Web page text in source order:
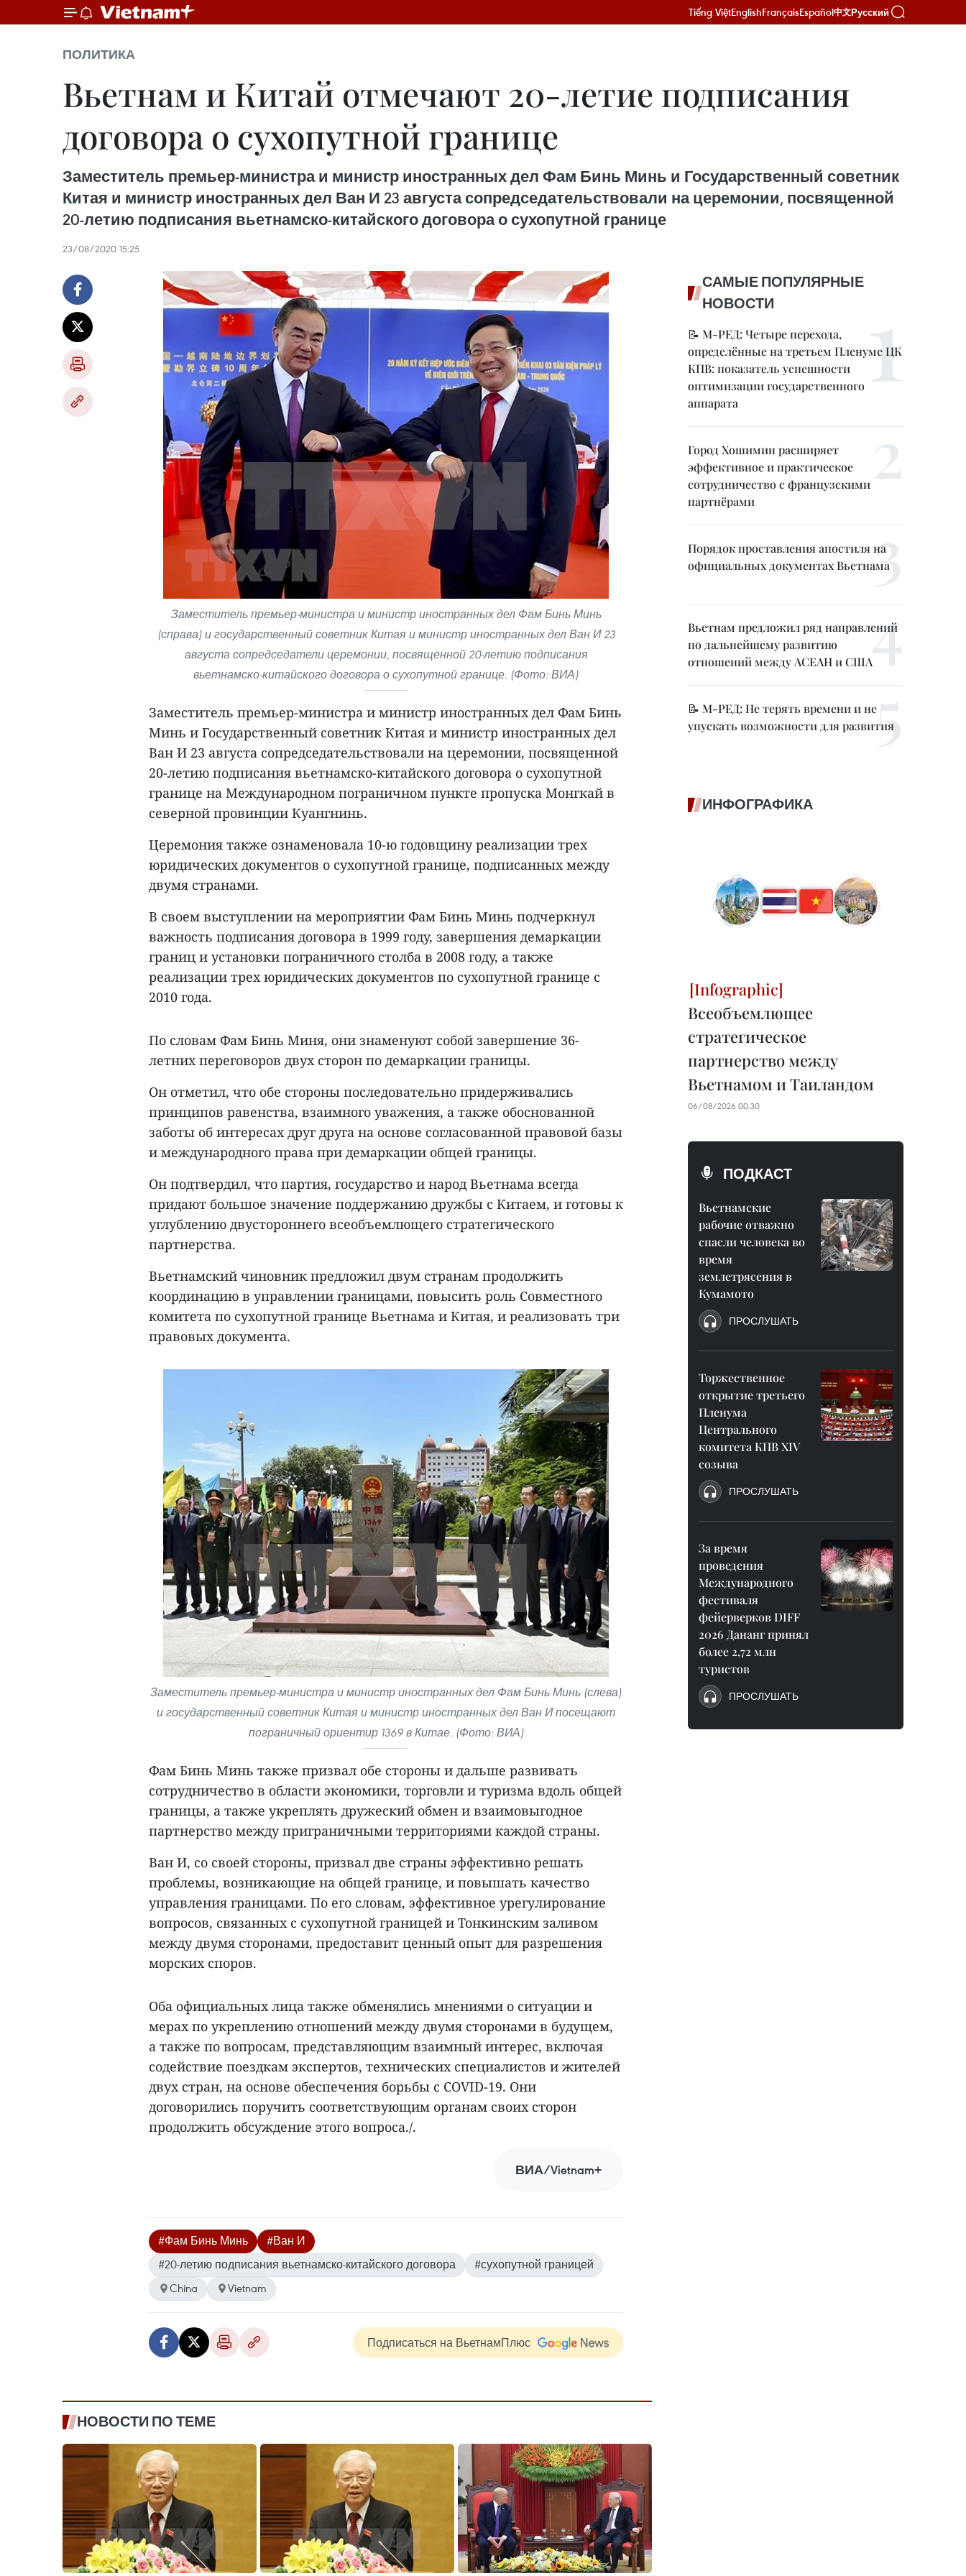
Tiếng ViệtEnglishFrançaisEspañol中文Русский
ПОЛИТИКА
Вьетнам и Китай отмечают 20-летие подписания
договора о сухопутной границе
Заместитель премьер-министра и министр иностранных дел Фам Бинь Минь и Государственный советник
Китая и министр иностранных дел Ван И 23 августа сопредседательствовали на церемонии, посвященной
20-летию подписания вьетнамско-китайского договора о сухопутной границе
23/08/2020 15:25
Заместитель премьер-министра и министр иностранных дел Фам Бинь Минь
(справа) и государственный советник Китая и министр иностранных дел Ван И 23
августа сопредседатели церемонии, посвященной 20-летию подписания
вьетнамско-китайского договора о сухопутной границе. (Фото: ВИА)
Заместитель премьер-министра и министр иностранных дел Фам Бинь
Минь и Государственный советник Китая и министр иностранных дел
Ван И 23 августа сопредседательствовали на церемонии, посвященной
20-летию подписания вьетнамско-китайского договора о сухопутной
границе на Международном пограничном пункте пропуска Монгкай в
северной провинции Куангнинь.
Церемония также ознаменовала 10-ю годовщину реализации трех
юридических документов о сухопутной границе, подписанных между
двумя странами.
В своем выступлении на мероприятии Фам Бинь Минь подчеркнул
важность подписания договора в 1999 году, завершения демаркации
границ и установки пограничного столба в 2008 году, а также
реализации трех юридических документов по сухопутной границе с
2010 года.
По словам Фам Бинь Миня, они знаменуют собой завершение 36-
летних переговоров двух сторон по демаркации границы.
Он отметил, что обе стороны последовательно придерживались
принципов равенства, взаимного уважения, а также обоснованной
заботы об интересах друг друга на основе согласованной правовой базы
и международного права при демаркации общей границы.
Он подтвердил, что партия, государство и народ Вьетнама всегда
придают большое значение поддержанию дружбы с Китаем, и готовы к
углублению двустороннего всеобъемлющего стратегического
партнерства.
Вьетнамский чиновник предложил двум странам продолжить
координацию в управлении границами, повысить роль Совместного
комитета по сухопутной границе Вьетнама и Китая, и реализовать три
правовых документа.
Заместитель премьер-министра и министр иностранных дел Фам Бинь Минь (слева)
и государственный советник Китая и министр иностранных дел Ван И посещают
пограничный ориентир 1369 в Китае. (Фото: ВИА)
Фам Бинь Минь также призвал обе стороны и дальше развивать
сотрудничество в области экономики, торговли и туризма вдоль общей
границы, а также укреплять дружеский обмен и взаимовыгодное
партнерство между приграничными территориями каждой страны.
Ван И, со своей стороны, призвал две страны эффективно решать
проблемы, возникающие на общей границе, и повышать качество
управления границами. По его словам, эффективное урегулирование
вопросов, связанных с сухопутной границей и Тонкинским заливом
между двумя сторонами, предоставит ценный опыт для разрешения
морских споров.
Оба официальных лица также обменялись мнениями о ситуации и
мерах по укреплению отношений между двумя сторонами в будущем,
а также по вопросам, представляющим взаимный интерес, включая
содействие поездкам экспертов, технических специалистов и жителей
двух стран, на основе обеспечения борьбы с COVID-19. Они
договорились поручить соответствующим органам своих сторон
продолжить обсуждение этого вопроса./.
ВИА/Vietnam+
#Фам Бинь Минь
#Ван И
#20-летию подписания вьетнамско-китайского договора
#сухопутной границей
China
Vietnam
Подписаться на ВьетнамПлюс
НОВОСТИ ПО ТЕМЕ
САМЫЕ ПОПУЛЯРНЫЕ
НОВОСТИ
📝 М-РЕД: Четыре перехода,
определённые на третьем Пленуме ЦК
КПВ: показатель успешности
оптимизации государственного
аппарата
Город Хошимин расширяет
эффективное и практическое
сотрудничество с французскими
партнёрами
Порядок проставления апостиля на
официальных документах Вьетнама
Вьетнам предложил ряд направлений
по дальнейшему развитию
отношений между АСЕАН и США
📝 М-РЕД: Не терять времени и не
упускать возможности для развития
ИНФОГРАФИКА
Всеобъемлющее
стратегическое
партнерство между
Вьетнамом и Таиландом
06/08/2026 00:30
ПОДКАСТ
Вьетнамские
рабочие отважно
спасли человека во
время
землетрясения в
Кумамото
ПРОСЛУШАТЬ
Торжественное
открытие третьего
Пленума
Центрального
комитета КПВ XIV
созыва
ПРОСЛУШАТЬ
За время
проведения
Международного
фестиваля
фейерверков DIFF
2026 Дананг принял
более 2,72 млн
туристов
ПРОСЛУШАТЬ